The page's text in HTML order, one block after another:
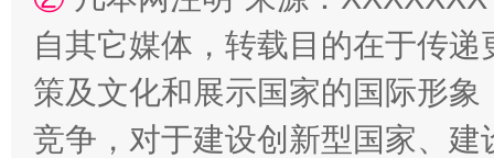
自其它媒体，转载目的在于传
策及文化和展示国家的国际形
竞争，对于建设创新型国家、